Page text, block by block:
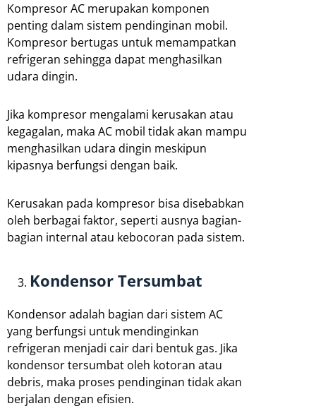
Kompresor AC merupakan komponen
penting dalam sistem pendinginan mobil.
Kompresor bertugas untuk memampatkan
refrigeran sehingga dapat menghasilkan
udara dingin.
Jika kompresor mengalami kerusakan atau
kegagalan, maka AC mobil tidak akan mampu
menghasilkan udara dingin meskipun
kipasnya berfungsi dengan baik.
Kerusakan pada kompresor bisa disebabkan
oleh berbagai faktor, seperti ausnya bagian-
bagian internal atau kebocoran pada sistem.
Kondensor Tersumbat
Kondensor adalah bagian dari sistem AC
yang berfungsi untuk mendinginkan
refrigeran menjadi cair dari bentuk gas. Jika
kondensor tersumbat oleh kotoran atau
debris, maka proses pendinginan tidak akan
berjalan dengan efisien.